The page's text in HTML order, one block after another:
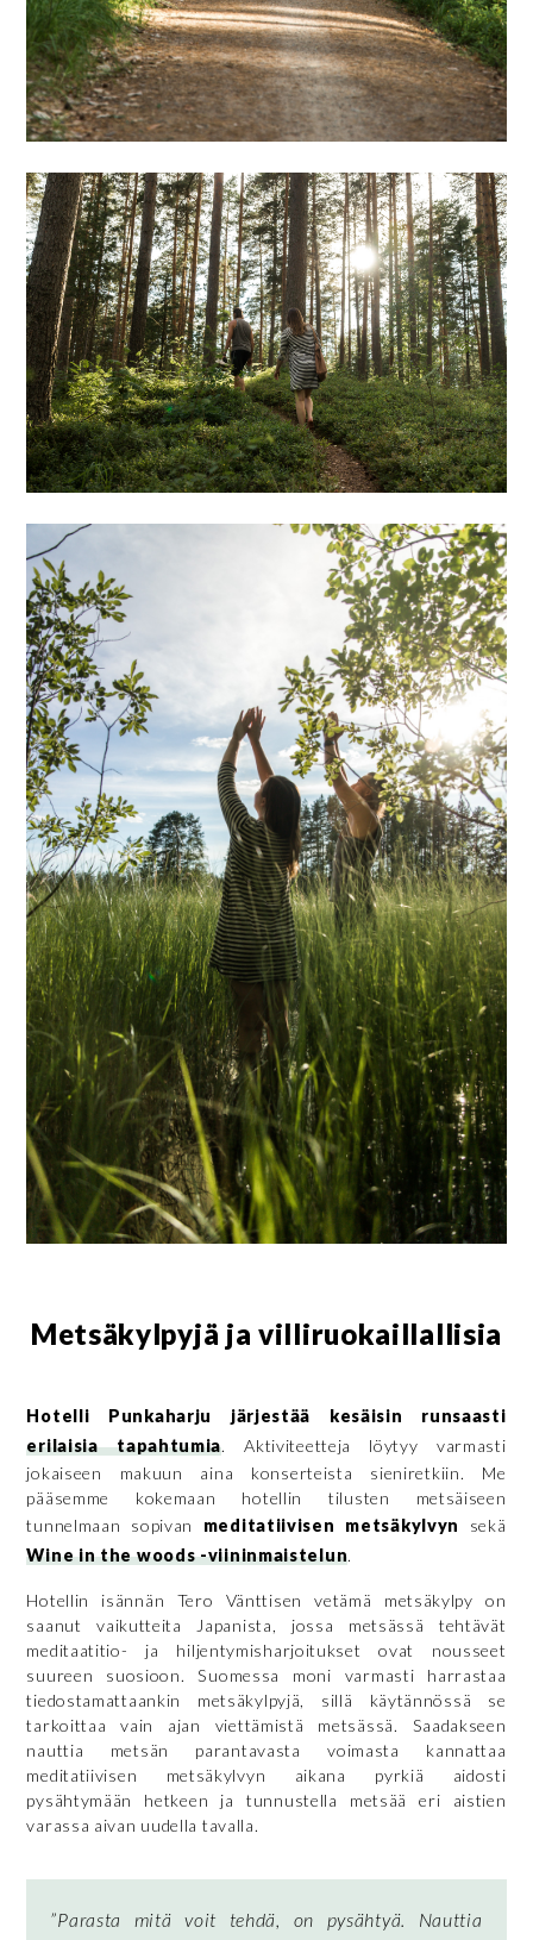
Metsäkylpyjä ja villiruokaillallisia
Hotelli Punkaharju järjestää kesäisin runsaasti
erilaisia tapahtumia. Aktiviteetteja löytyy varmasti
jokaiseen makuun aina konserteista sieniretkiin. Me
pääsemme kokemaan hotellin tilusten metsäiseen
tunnelmaan sopivan meditatiivisen metsäkylvyn
sekä
Wine in the woods -viininmaistelun.
Hotellin isännän Tero Vänttisen vetämä metsäkylpy on
saanut vaikutteita Japanista, jossa metsässä tehtävät
meditaatitio- ja hiljentymisharjoitukset ovat nousseet
suureen suosioon. Suomessa moni varmasti harrastaa
tiedostamattaankin metsäkylpyjä, sillä käytännössä se
tarkoittaa vain ajan viettämistä metsässä. Saadakseen
nauttia metsän parantavasta voimasta kannattaa
meditatiivisen metsäkylvyn aikana pyrkiä aidosti
pysähtymään hetkeen ja tunnustella metsää eri aistien
varassa aivan uudella tavalla.
”Parasta mitä voit tehdä, on pysähtyä. Nauttia